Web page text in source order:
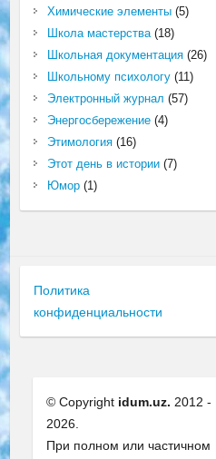
Химические элементы(5)
Школа мастерства(18)
Школьная документация(26)
Школьному психологу(11)
Электронный журнал (57)
Энергосбережение(4)
Этимология(16)
Этот день в истории(7)
Юмор(1)
Политика
конфиденциальности
© Copyright idum.uz. 2012 -
2026.
При полном или частичном